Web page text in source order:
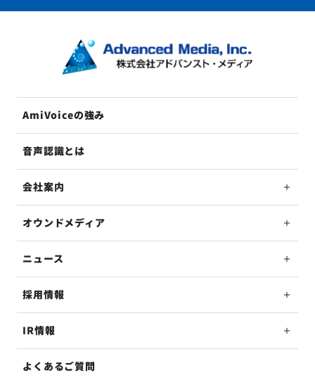
AmiVoiceの強み
音声認識とは
会社案内
オウンドメディア
ニュース
採用情報
IR情報
よくあるご質問